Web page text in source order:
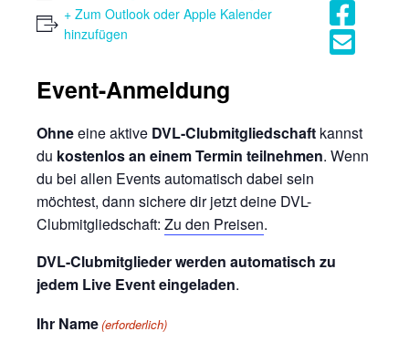
+ Zum Outlook oder Apple Kalender
hinzufügen
Event-Anmeldung
Ohneeine aktive DVL-Clubmitgliedschaft kannst
du kostenlos an einem Termin teilnehmen. Wenn
du bei allen Events automatisch dabei sein
möchtest, dann sichere dir jetzt deine DVL-
Clubmitgliedschaft: Zu den Preisen.
DVL-Clubmitglieder werden automatisch zu
jedem Live Event eingeladen.
Ihr Name(erforderlich)